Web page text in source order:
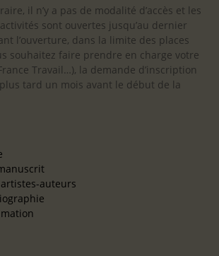
il n’y a pas de modalité d’accès et les
sont ouvertes jusqu’au dernier
l’ouverture, dans la limite des places
souhaitez faire prendre en charge votre
Travail…), la demande d’inscription
tard un mois avant le début de la
auteurs